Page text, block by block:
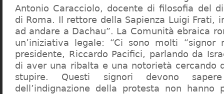
Antonio Caracciolo, docente di filosofia del
di Roma. Il rettore della Sapienza Luigi Frati,
ad andare a Dachau”. La Comunità ebraica
un’iniziativa legale: “Ci sono molti “signor
presidente, Riccardo Pacifici, parlando da
di aver una ribalta e una notorietà cercando
stupire. Questi signori devono
dell’indignazione della protesta non hanno